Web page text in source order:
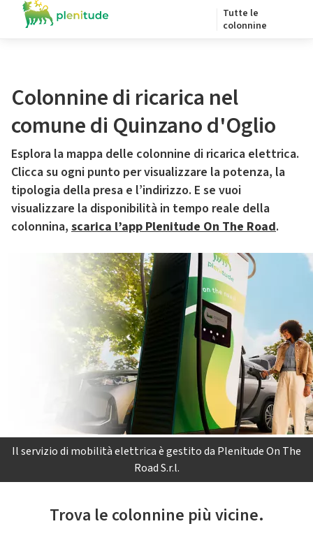
Tutte le
colonnine
Colonnine di ricarica nel
comune di Quinzano d'Oglio
Esplora la mappa delle colonnine di ricarica elettrica.
Clicca su ogni punto per visualizzare la potenza, la
tipologia della presa e l’indirizzo. E se vuoi
visualizzare la disponibilità in tempo reale della
colonnina, scarica l’app Plenitude On The Road.
Il servizio di mobilità elettrica è gestito da Plenitude On The
Road S.r.l.
Trova le colonnine più vicine.